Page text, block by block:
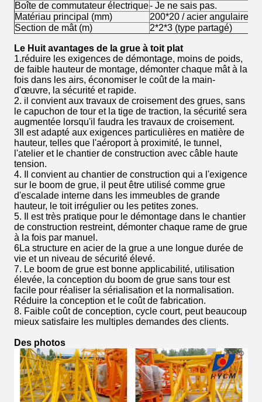
Boîte de commutateur électrique- Je ne sais pas.
Matériau principal (mm)
200*20 / acier angulaire
Section de mât (m)
2*2*3 (type partagé)
Le Huit avantages de la grue à toit plat
1.réduire les exigences de démontage, moins de poids,
de faible hauteur de montage, démonter chaque mât à la
fois dans les airs, économiser le coût de la main-
d'œuvre, la sécurité et rapide.
2. il convient aux travaux de croisement des grues, sans
le capuchon de tour et la tige de traction, la sécurité sera
augmentée lorsqu'il faudra les travaux de croisement.
3Il est adapté aux exigences particulières en matière de
hauteur, telles que l'aéroport à proximité, le tunnel,
l'atelier et le chantier de construction avec câble haute
tension.
4. Il convient au chantier de construction qui a l'exigence
sur le boom de grue, il peut être utilisé comme grue
d'escalade interne dans les immeubles de grande
hauteur, le toit irrégulier ou les petites zones.
5. Il est très pratique pour le démontage dans le chantier
de construction restreint, démonter chaque rame de grue
à la fois par manuel.
6La structure en acier de la grue a une longue durée de
vie et un niveau de sécurité élevé.
7. Le boom de grue est bonne applicabilité, utilisation
élevée, la conception du boom de grue sans tour est
facile pour réaliser la sérialisation et la normalisation.
Réduire la conception et le coût de fabrication.
8. Faible coût de conception, cycle court, peut beaucoup
mieux satisfaire les multiples demandes des clients.
Des photos